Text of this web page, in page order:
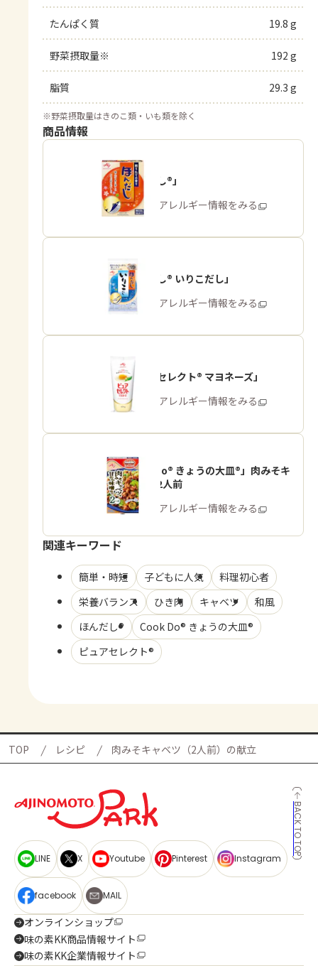
たんぱく質 19.8 g
野菜摂取量※ 192 g
脂質 29.3 g
※野菜摂取量はきのこ類・いも類を除く
商品情報
「ほんだし®」
商品・アレルギー情報をみる
「ほんだし® いりこだし」
商品・アレルギー情報をみる
「ピュアセレクト® マヨネーズ」
商品・アレルギー情報をみる
「Cook Do® きょうの大皿®」肉みそキ
ャベツ用2人前
商品・アレルギー情報をみる
関連キーワード
簡単・時短 子どもに人気
料理初心者
栄養バランス
ひき肉 キャベツ
和風
ほんだし®
Cook Do® きょうの大皿®
ピュアセレクト®
TOP レシピ 肉みそキャベツ（2人前）の献立
BACK TO TOP
LINE X Youtube Pinterest Instagram
facebook MAIL
オンラインショップ
味の素KK商品情報サイト
味の素KK企業情報サイト